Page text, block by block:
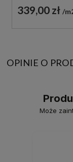
GRESOWE
KAMIEŃ
339,00 zł
OPINIE O
Może